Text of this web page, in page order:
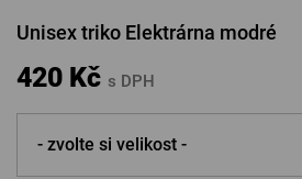
PŘIHLÁSIT PŘES SEZNAM
Unisex triko Elektrárna modré
420 Kč s DPH
- zvolte si velikost -